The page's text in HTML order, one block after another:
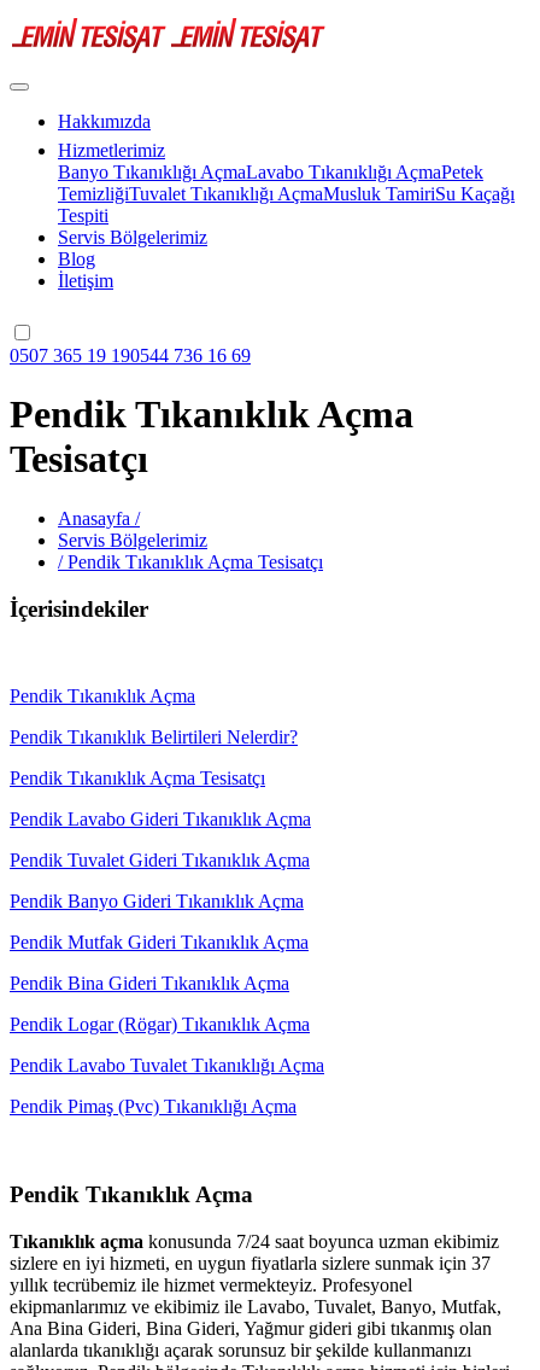
Hakkımızda
Hizmetlerimiz
Banyo Tıkanıklığı AçmaLavabo Tıkanıklığı AçmaPetek
TemizliğiTuvalet Tıkanıklığı AçmaMusluk TamiriSu Kaçağı
Tespiti
Servis Bölgelerimiz
Blog
İletişim
0507 365 19 190544 736 16 69
Pendik Tıkanıklık Açma
Tesisatçı
Anasayfa /
Servis Bölgelerimiz
/Pendik Tıkanıklık Açma Tesisatçı
İçerisindekiler
Pendik Tıkanıklık Açma
Pendik Tıkanıklık Belirtileri Nelerdir?
Pendik Tıkanıklık Açma Tesisatçı
Pendik Lavabo Gideri Tıkanıklık Açma
Pendik Tuvalet Gideri Tıkanıklık Açma
Pendik Banyo Gideri Tıkanıklık Açma
Pendik Mutfak Gideri Tıkanıklık Açma
Pendik Bina Gideri Tıkanıklık Açma
Pendik Logar (Rögar) Tıkanıklık Açma
Pendik Lavabo Tuvalet Tıkanıklığı Açma
Pendik Pimaş (Pvc) Tıkanıklığı Açma
Pendik Tıkanıklık Açma
Tıkanıklık açma konusunda 7/24 saat boyunca uzman ekibimiz
sizlere en iyi hizmeti, en uygun fiyatlarla sizlere sunmak için 37
yıllık tecrübemiz ile hizmet vermekteyiz. Profesyonel
ekipmanlarımız ve ekibimiz ile Lavabo, Tuvalet, Banyo, Mutfak,
Ana Bina Gideri, Bina Gideri, Yağmur gideri gibi tıkanmış olan
alanlarda tıkanıklığı açarak sorunsuz bir şekilde kullanmanızı